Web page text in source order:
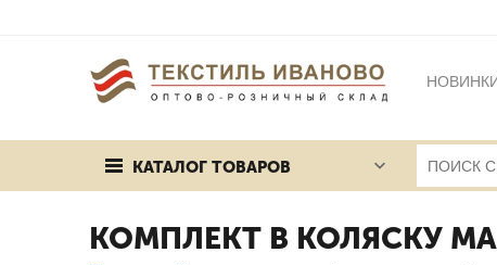
КАТАЛОГ ТОВАРОВ
КОМПЛЕКТ В КОЛЯСКУ